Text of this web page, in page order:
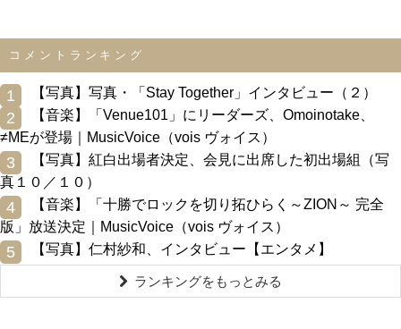
コメントランキング
1 【写真】写真・「Stay Together」インタビュー（２）
2
【音楽】「Venue101」にリーダーズ、Omoinotake、
≠MEが登場｜MusicVoice（vois ヴォイス）
3
【写真】紅白出場者決定、会見に出席した初出場組（写
真１０／１０）
4
【音楽】「十勝でロックを切り拓ひらく～ZION～ 完全
版」放送決定｜MusicVoice（vois ヴォイス）
5 【写真】仁村紗和、インタビュー【エンタメ】
ランキングをもっとみる